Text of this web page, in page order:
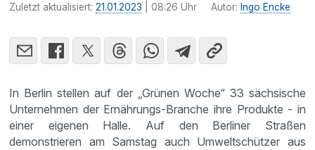
Zuletzt aktualisiert:21.01.2023 | 08:26 Uhr Autor: Ingo Encke
In Berlin stellen auf der „Grünen Woche“ 33 sächsische
Unternehmen der Ernährungs-Branche ihre Produkte - in
einer eigenen Halle. Auf den Berliner Straßen
demonstrieren am Samstag auch Umweltschützer aus